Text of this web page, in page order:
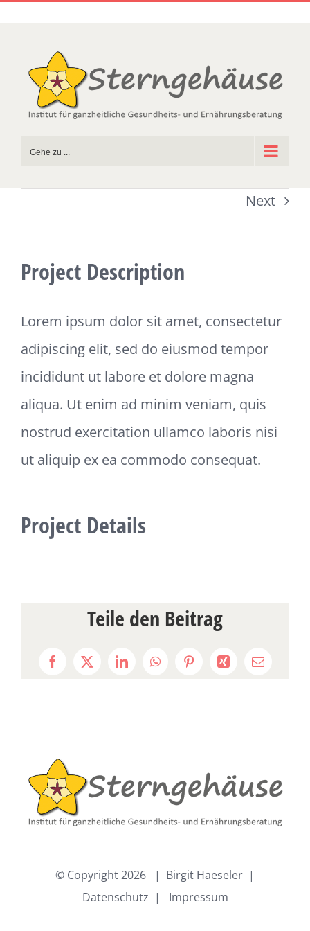
springen
Gehe zu ...
Next
Project Description
Lorem ipsum dolor sit amet, consectetur
adipiscing elit, sed do eiusmod tempor
incididunt ut labore et dolore magna
aliqua. Ut enim ad minim veniam, quis
nostrud exercitation ullamco laboris nisi
ut aliquip ex ea commodo consequat.
Project Details
Teile den Beitrag
Facebook
X LinkedInWhatsAppPinterestXing
E-
© Copyright2026 | Birgit Haeseler |
Datenschutz | Impressum